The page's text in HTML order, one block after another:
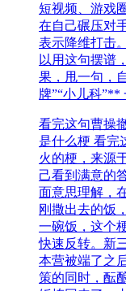
短视频、游戏
在自己碾压对
表示降维打击
以用这句摆谱
果，甩一句，
牌”“小儿科”**
看完这句曹操
是什么梗 看完
火的梗，来源
己看到满意的
面意思理解，
刚撒出去的饭
一碗饭，这个
快速反转。新
本营被端了之
策的同时，酝